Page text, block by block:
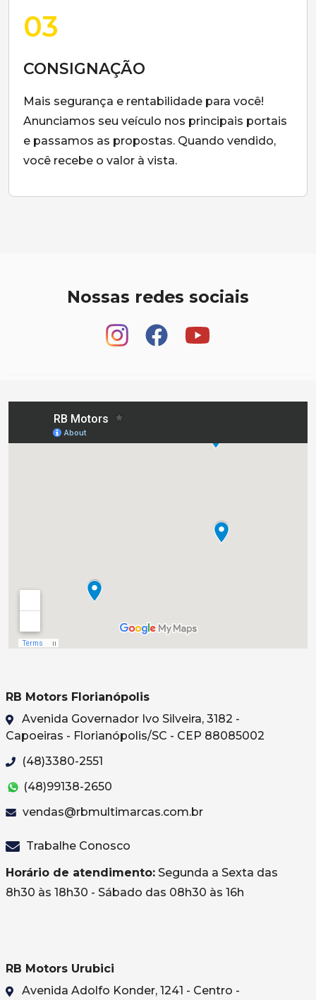
03
CONSIGNAÇÃO
Mais segurança e rentabilidade para você!
Anunciamos seu veículo nos principais portais
e passamos as propostas. Quando vendido,
você recebe o valor à vista.
Nossas redes sociais
RB Motors Florianópolis
Avenida Governador Ivo Silveira, 3182 -
Capoeiras - Florianópolis/SC - CEP 88085002
(48)3380-2551
(48)99138-2650
vendas@rbmultimarcas.com.br
Trabalhe Conosco
Horário de atendimento: Segunda a Sexta das
8h30 às 18h30 - Sábado das 08h30 às 16h
RB Motors Urubici
Avenida Adolfo Konder, 1241 - Centro -